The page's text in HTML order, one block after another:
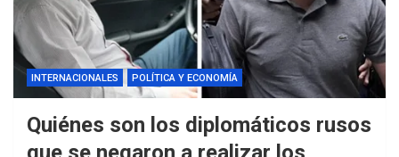
INTERNACIONALES POLÍTICA Y ECONOMÍA
Quiénes son los diplomáticos rusos